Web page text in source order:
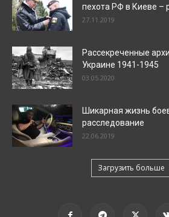
пехота РФ в Киеве –
27.11.2019
Рассекреченные
Украине 1941-1945
03.05.2020
Шикарная жизнь
расследование
22.06.2019
Загрузить больше